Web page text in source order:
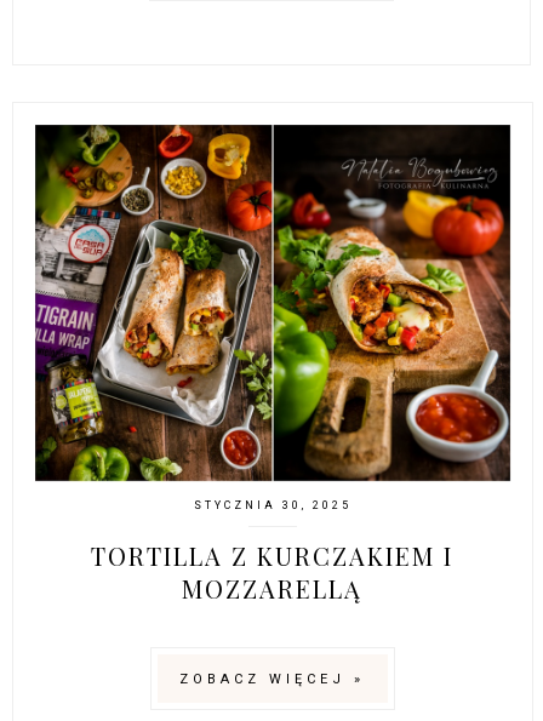
STYCZNIA 30, 2025
TORTILLA Z KURCZAKIEM I
MOZZARELLĄ
ZOBACZ WIĘCEJ »